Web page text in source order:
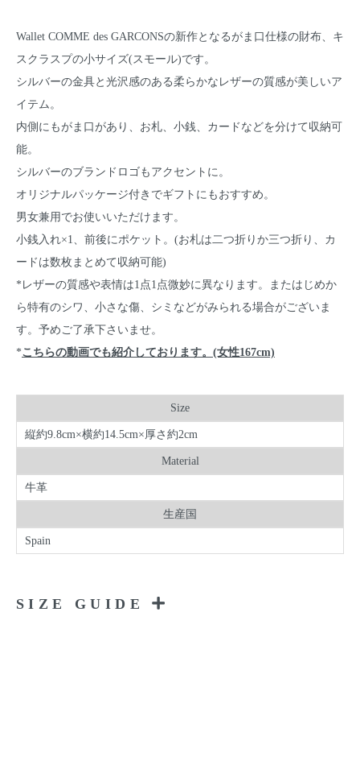
Wallet COMME des GARCONSの新作となるがま口仕様の財布、キ
スクラスプの小サイズ(スモール)です。
シルバーの金具と光沢感のある柔らかなレザーの質感が美しいア
イテム。
内側にもがま口があり、お札、小銭、カードなどを分けて収納可
能。
シルバーのブランドロゴもアクセントに。
オリジナルパッケージ付きでギフトにもおすすめ。
男女兼用でお使いいただけます。
小銭入れ×1、前後にポケット。(お札は二つ折りか三つ折り、カ
ードは数枚まとめて収納可能)
*レザーの質感や表情は1点1点微妙に異なります。またはじめか
ら特有のシワ、小さな傷、シミなどがみられる場合がございま
す。予めご了承下さいませ。
*こちらの動画でも紹介しております。(女性167cm)
Size
縦約9.8cm×横約14.5cm×厚さ約2cm
Material
牛革
生産国
Spain
SIZE GUIDE